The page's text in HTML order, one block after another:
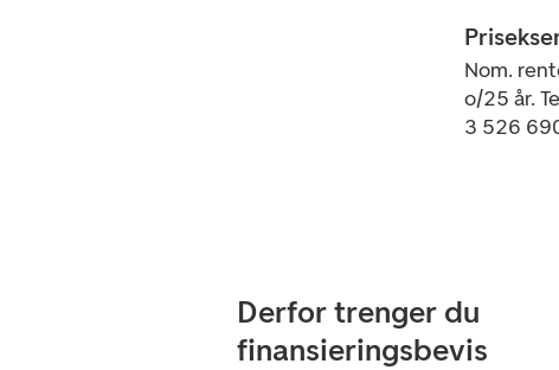
Nom.
o/25 år.
3 526
Derfor trenger du
finansieringsbevis